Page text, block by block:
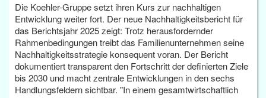
Die Koehler-Gruppe setzt ihren Kurs zur nachhaltigen
Entwicklung weiter fort. Der neue Nachhaltigkeitsbericht für
das Berichtsjahr 2025 zeigt: Trotz herausfordernder
Rahmenbedingungen treibt das Familienunternehmen seine
Nachhaltigkeitsstrategie konsequent voran. Der Bericht
dokumentiert transparent den Fortschritt der definierten Ziele
bis 2030 und macht zentrale Entwicklungen in den sechs
Handlungsfeldern sichtbar. "In einem gesamtwirtschaftlich